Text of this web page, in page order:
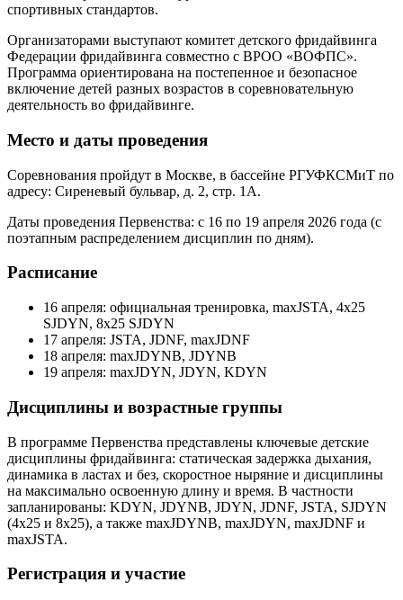
спортивных стандартов.
Организаторами выступают комитет детского фридайвинга
Федерации фридайвинга совместно с ВРОО «ВОФПС».
Программа ориентирована на постепенное и безопасное
включение детей разных возрастов в соревновательную
деятельность во фридайвинге.
Место и даты проведения
Соревнования пройдут в Москве, в бассейне РГУФКСМиТ по
адресу: Сиреневый бульвар, д. 2, стр. 1А.
Даты проведения Первенства: с 16 по 19 апреля 2026 года (с
поэтапным распределением дисциплин по дням).
Расписание
16 апреля: официальная тренировка, maxJSTA, 4х25
SJDYN, 8х25 SJDYN
17 апреля: JSTA, JDNF, maxJDNF
18 апреля: maxJDYNB, JDYNB
19 апреля: maxJDYN, JDYN, KDYN
Дисциплины и возрастные группы
В программе Первенства представлены ключевые детские
дисциплины фридайвинга: статическая задержка дыхания,
динамика в ластах и без, скоростное ныряние и дисциплины
на максимально освоенную длину и время. В частности
запланированы: KDYN, JDYNB, JDYN, JDNF, JSTA, SJDYN
(4х25 и 8х25), а также maxJDYNB, maxJDYN, maxJDNF и
maxJSTA.
Регистрация и участие